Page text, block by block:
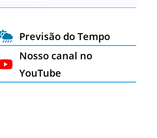
Previsão do Tempo
Nosso canal no
YouTube